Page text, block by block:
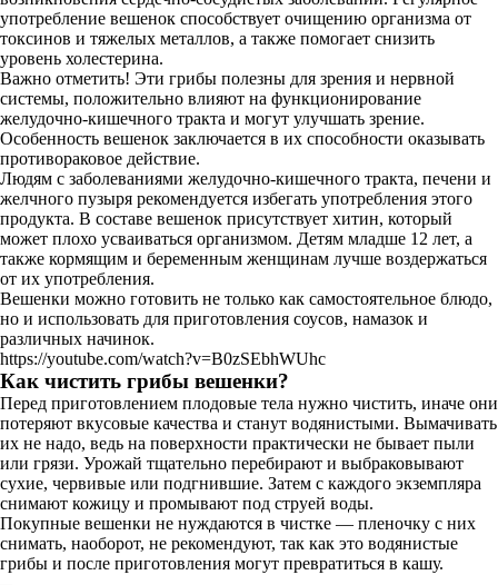
употребление вешенок способствует очищению организма от
токсинов и тяжелых металлов, а также помогает снизить
уровень холестерина.
Важно отметить! Эти грибы полезны для зрения и нервной
системы, положительно влияют на функционирование
желудочно-кишечного тракта и могут улучшать зрение.
Особенность вешенок заключается в их способности оказывать
противораковое действие.
Людям с заболеваниями желудочно-кишечного тракта, печени и
желчного пузыря рекомендуется избегать употребления этого
продукта. В составе вешенок присутствует хитин, который
может плохо усваиваться организмом. Детям младше 12 лет, а
также кормящим и беременным женщинам лучше воздержаться
от их употребления.
Вешенки можно готовить не только как самостоятельное блюдо,
но и использовать для приготовления соусов, намазок и
различных начинок.
https://youtube.com/watch?v=B0zSEbhWUhc
Как чистить грибы вешенки?
Перед приготовлением плодовые тела нужно чистить, иначе они
потеряют вкусовые качества и станут водянистыми. Вымачивать
их не надо, ведь на поверхности практически не бывает пыли
или грязи. Урожай тщательно перебирают и выбраковывают
сухие, червивые или подгнившие. Затем с каждого экземпляра
снимают кожицу и промывают под струей воды.
Покупные вешенки не нуждаются в чистке — пленочку с них
снимать, наоборот, не рекомендуют, так как это водянистые
грибы и после приготовления могут превратиться в кашу.